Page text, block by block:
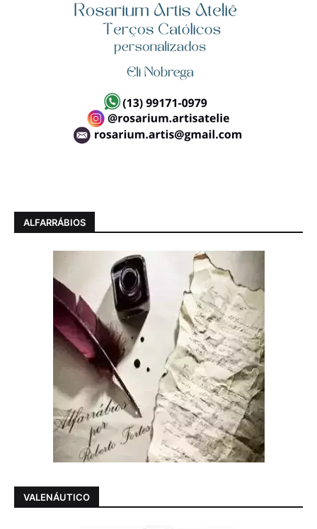
ALFARRÁBIOS
VALENÁUTICO